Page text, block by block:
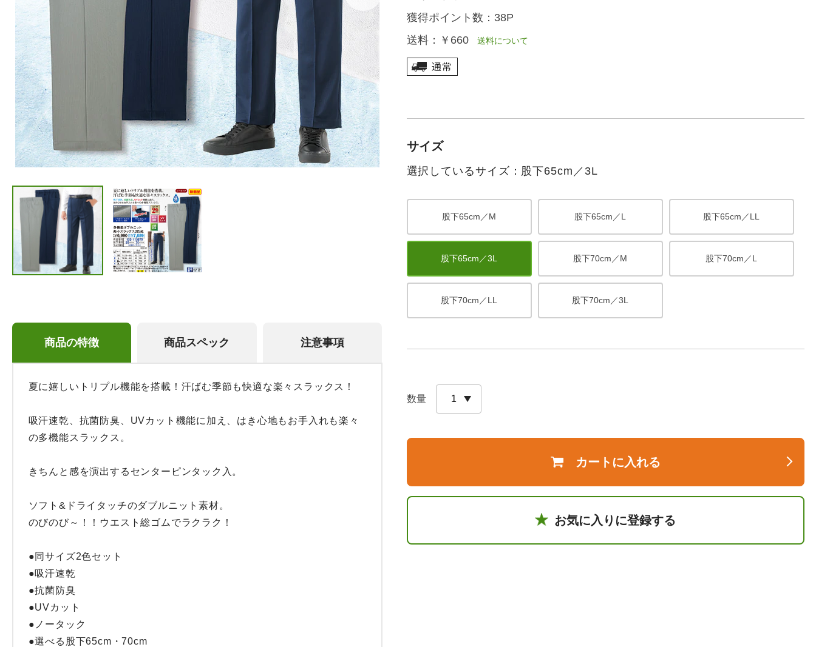
商品の特徴 商品スペック 注意事項
夏に嬉しいトリプル機能を搭載！汗ばむ季節も快適な楽々スラックス！
吸汗速乾、抗菌防臭、UVカット機能に加え、はき心地もお手入れも楽々
の多機能スラックス。
きちんと感を演出するセンターピンタック入。
ソフト&ドライタッチのダブルニット素材。
のびのび～！！ウエスト総ゴムでラクラク！
●同サイズ2色セット
●吸汗速乾
●抗菌防臭
●UVカット
●ノータック
●選べる股下65cm・70cm
獲得ポイント数： 38P
送料： ￥660送料について
サイズ
選択しているサイズ：股下65cm／3L
股下65cm／M 股下65cm／L 股下65cm／LL
股下65cm／3L 股下70cm／M 股下70cm／L
股下70cm／LL 股下70cm／3L
数量
カートに入れる
お気に入りに登録する